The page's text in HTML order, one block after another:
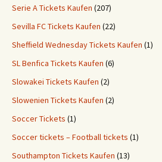
Serie A Tickets Kaufen (207)
Sevilla FC Tickets Kaufen (22)
Sheffield Wednesday Tickets Kaufen (1)
SL Benfica Tickets Kaufen (6)
Slowakei Tickets Kaufen (2)
Slowenien Tickets Kaufen (2)
Soccer Tickets (1)
Soccer tickets – Football tickets (1)
Southampton Tickets Kaufen (13)